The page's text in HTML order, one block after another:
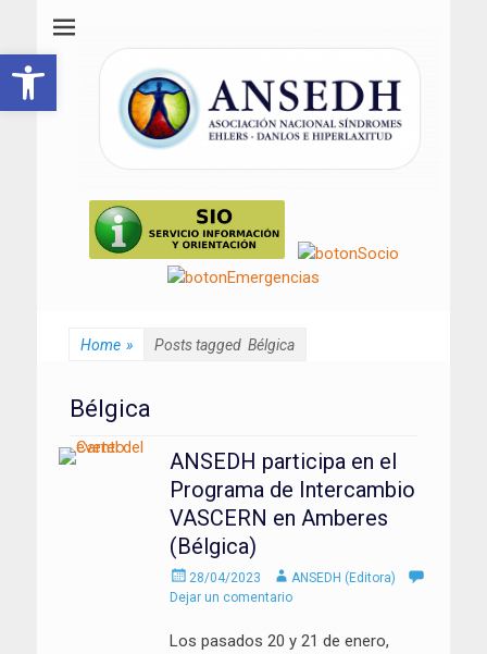
Abrir barra de herramientas
Home » Posts tagged Bélgica
Bélgica
ANSEDH participa en el
Programa de Intercambio
VASCERN en Amberes
(Bélgica)
Enviado
el
28/04/2023 AutorANSEDH (Editora)
Dejar un comentario
Los pasados 20 y 21 de enero,